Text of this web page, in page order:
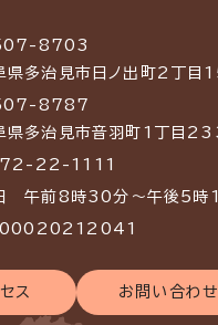
8703
県多治見市日ノ出町2丁目
8787
県多治見市音羽町1丁目
22-1111
午前8時30分～午後5時
ス お問い合わせ